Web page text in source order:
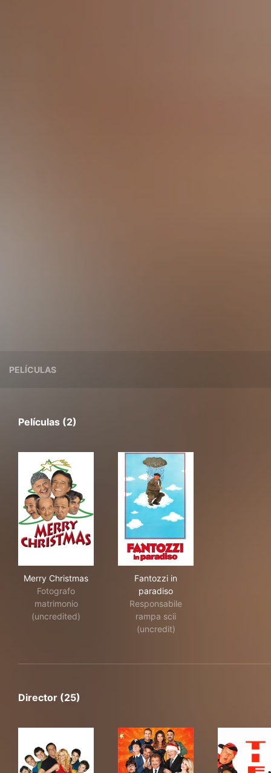
PELÍCULAS
Películas (2)
Merry Christmas
Fotografo
matrimonio
(uncredited)
Fantozzi in
paradiso
Responsabile
rampa scii
(uncredit)
Director (25)